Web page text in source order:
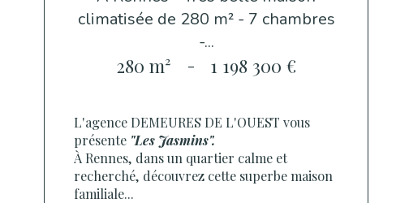
climatisée de 280 m² - 7 chambres
-...
280 m² - 1 198 300 €
L'agence DEMEURES DE L'OUEST vous
présente "Les Jasmins".
À Rennes, dans un quartier calme et
recherché, découvrez cette superbe maison
familiale...